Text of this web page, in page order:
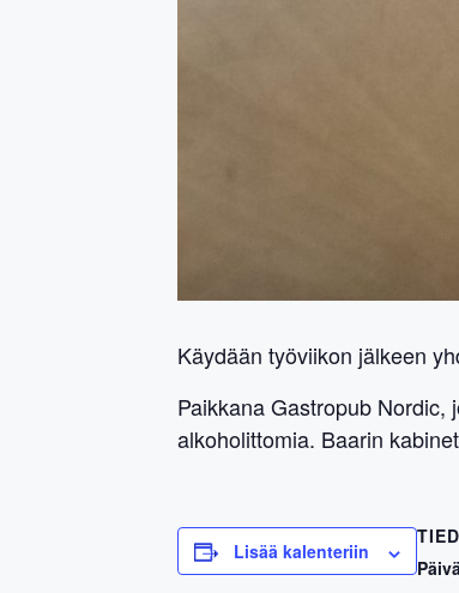
Käydään työviikon jälkeen
Paikkana Gastropub
alkoholittomia. Baarin
Lisää kalenteriin